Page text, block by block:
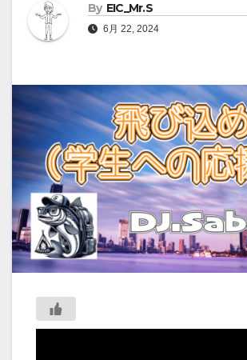
By EIC_Mr.S
6月 22, 2024